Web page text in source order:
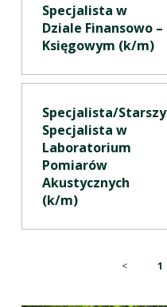
Specjalista w
Dziale Finansowo –
Księgowym (k/m) ​
Specjalista/Starszy
Specjalista w
Laboratorium
Pomiarów
Akustycznych
(k/m)
< 1